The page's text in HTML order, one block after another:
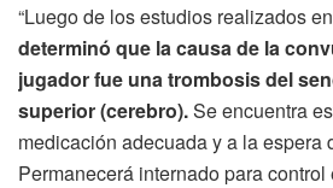
“Luego de los estudios realizados
determinó que la causa de la
jugador fue una trombosis del
superior (cerebro).Se encuentra
medicación adecuada y a la espera
Permanecerá internado para control